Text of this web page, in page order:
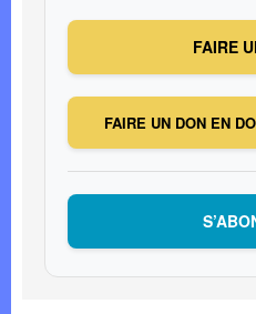
FAIRE
FAIRE UN DON EN